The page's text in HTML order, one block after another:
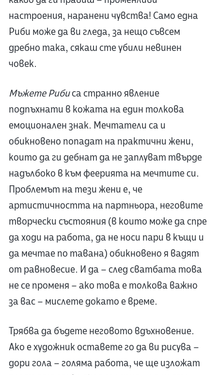
настроения, наранени чувства! Само една
Риби може да ви гледа, за нещо съвсем
дребно така, сякаш сте убили невинен
човек.
Мъжете Рибиса странно явление
подпъхнати в кожата на един толкова
емоционален знак. Мечтатели са и
обикновено попадат на практични жени,
които да ги дебнат да не заплуват твърде
надълбоко в към феерията на мечтите си.
Проблемът на тези жени е, че
артистичността на партньора, неговите
творчески състояния (в които може да спре
да ходи на работа, да не носи пари в къщи и
да мечтае по тавана) обикновено я вадят
от равновесие. И да – след сватбата това
не се променя – ако това е толкова важно
за вас – мислете докато е време.
Трябва да бъдете неговото вдъхновение.
Ако е художник оставете го да ви рисува –
дори гола – голяма работа, че ще изложат